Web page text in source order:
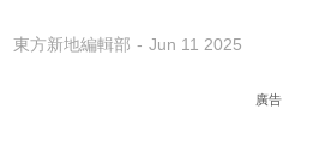
東方新地編輯部 Jun 11 2025
廣告